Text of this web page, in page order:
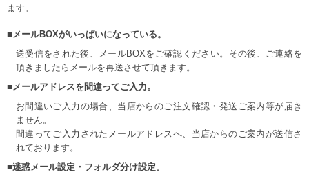
ます。
■メールBOXがいっぱいになっている。
送受信をされた後、メールBOXをご確認ください。その後、ご連絡を
頂きましたらメールを再送させて頂きます。
■メールアドレスを間違ってご入力。
お間違いご入力の場合、当店からのご注文確認・発送ご案内等が届き
ません。
間違ってご入力されたメールアドレスへ、当店からのご案内が送信さ
れております。
■迷惑メール設定・フォルダ分け設定。